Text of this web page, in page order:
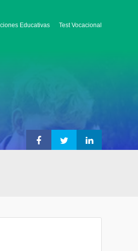
Educativas Test Vocacional